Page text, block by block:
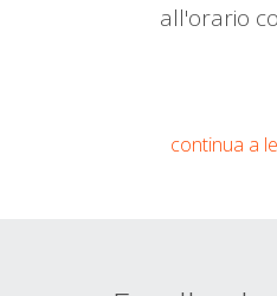
all'orario
continua a